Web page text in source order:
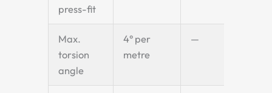
press-fit
Max.
torsion
angle
4° per
metre
—